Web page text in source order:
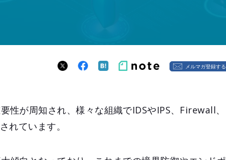
メルマガ登録する
性が周知され、様々な組織でIDSやIPS、Firewall、
れています。